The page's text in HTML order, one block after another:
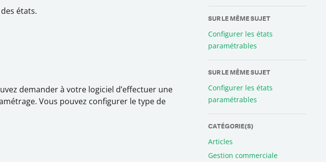
états.
demander à votre logiciel d’effectuer une
Vous pouvez configurer le type de
SUR LE MÊME SUJET
Configurer les états
paramétrables
SUR LE MÊME SUJET
Configurer les états
paramétrables
CATÉGORIE(S)
Articles
Gestion commerciale